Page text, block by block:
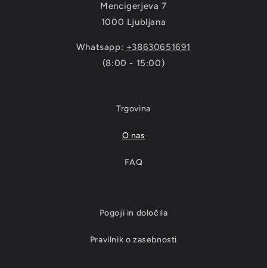
Mencigerjeva 7
1000 Ljubljana
Whatsapp: +38630651691
(8:00 - 15:00)
Trgovina
O nas
FAQ
Pogoji in določila
Pravilnik o zasebnosti